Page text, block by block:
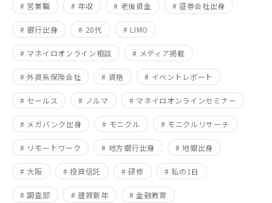
# 営業職 # 年収 # 老後資金 # 証券会社出身
# 銀行出身 # 20代 # LIMO
# マネイロオンライン相談 # メディア掲載
# 外資系保険会社 # 資格 # イベントレポート
# セールス # ノルマ # マネイロオンラインセミナー
# メガバンク出身 # モニクル # モニクルリサーチ
# リモートワーク # 地方銀行出身 # 地銀出身
# 大阪 # 投資信託 # 研修 # 私の1日
# 調査部 # 謹賀新年 # 金融教育